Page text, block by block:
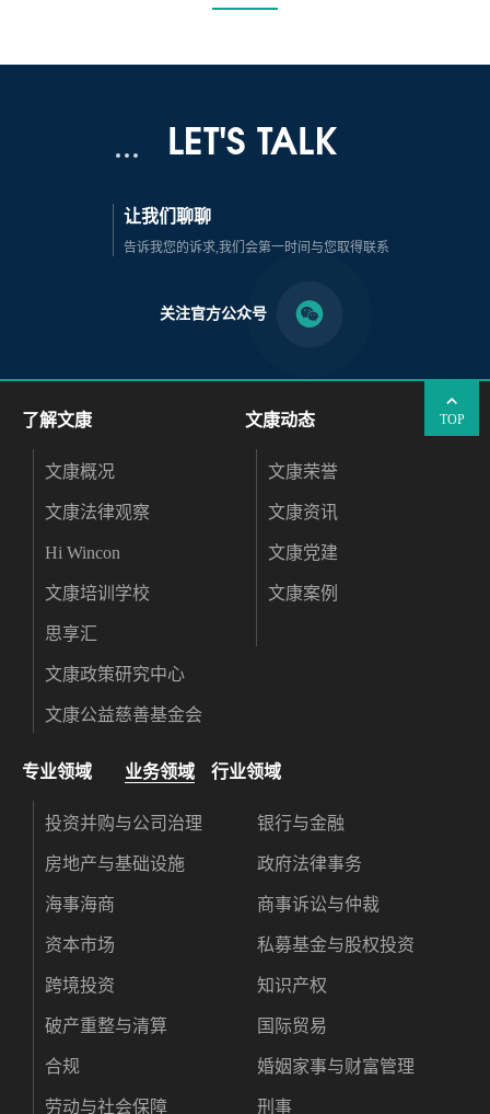
LET'S TALK
让我们聊聊
告诉我您的诉求,我们会第一时间与您取得联系
关注官方公众号
TOP
了解文康
文康概况
文康法律观察
Hi Wincon
文康培训学校
思享汇
文康政策研究中心
文康公益慈善基金会
专业领域 业务领域 行业领域
投资并购与公司治理 银行与金融
房地产与基础设施 政府法律事务
海事海商 商事诉讼与仲裁
资本市场 私募基金与股权投资
跨境投资 知识产权
破产重整与清算 国际贸易
合规 婚姻家事与财富管理
劳动与社会保障 刑事
文康动态
文康荣誉
文康资讯
文康党建
文康案例